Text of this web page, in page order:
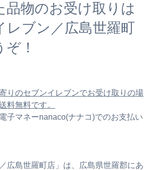
品物のお受け取りは
レブン／広島世羅町
！
りのセブンイレブンでお受け取りの場
料無料です。
子マネーnanaco(ナナコ)でのお支払い
広島世羅町店」は、広島県世羅郡にあ